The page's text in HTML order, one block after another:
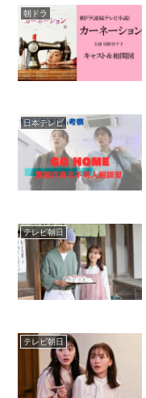
朝ドラ
日本テレビ
テレビ朝日
テレビ朝日